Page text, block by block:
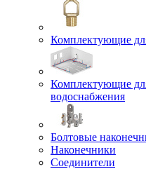
Комплектующие
Комплектующие
водоснабжения
Болтовые
Наконечники
Соединители